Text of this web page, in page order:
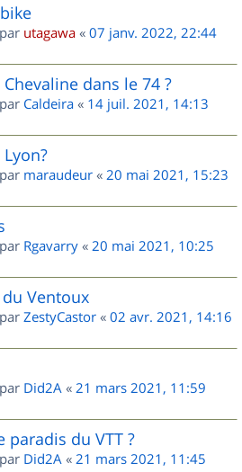
utagawa « 07 janv. 2022, 22:44
dans le 74 ?
Caldeira « 14 juil. 2021, 14:13
maraudeur « 20 mai 2021, 15:23
Rgavarry « 20 mai 2021, 10:25
Ventoux
ZestyCastor « 02 avr. 2021, 14:16
Did2A « 21 mars 2021, 11:59
paradis du VTT ?
Did2A « 21 mars 2021, 11:45